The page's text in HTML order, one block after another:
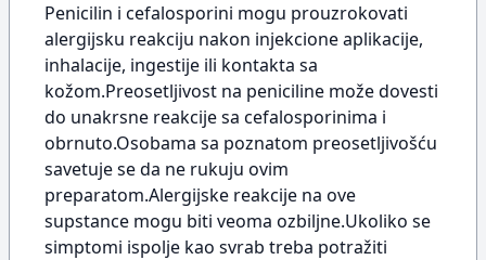
Penicilin i cefalosporini mogu prouzrokovati
alergijsku reakciju nakon injekcione aplikacije,
inhalacije, ingestije ili kontakta sa
kožom.Preosetljivost na peniciline može dovesti
do unakrsne reakcije sa cefalosporinima i
obrnuto.Osobama sa poznatom preosetljivošću
savetuje se da ne rukuju ovim
preparatom.Alergijske reakcije na ove
supstance mogu biti veoma ozbiljne.Ukoliko se
simptomi ispolje kao svrab treba potražiti